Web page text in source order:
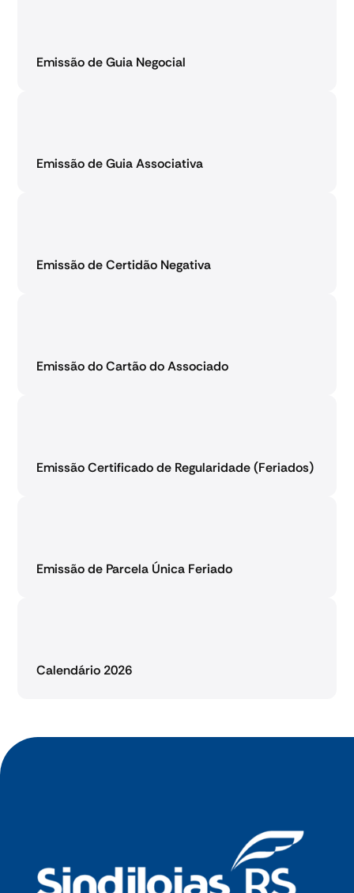
Emissão de Guia Negocial
Emissão de Guia Associativa
Emissão de Certidão Negativa
Emissão do Cartão do Associado
Emissão Certificado de Regularidade (Feriados)
Emissão de Parcela Única Feriado
Calendário 2026